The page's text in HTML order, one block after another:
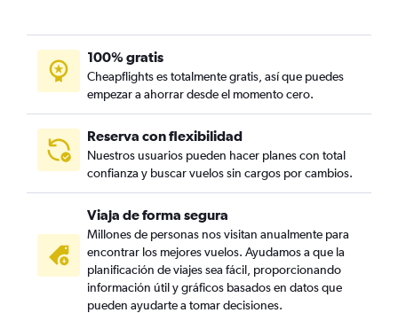
100% gratis
Cheapflights es totalmente gratis, así que puedes
empezar a ahorrar desde el momento cero.
Reserva con flexibilidad
Nuestros usuarios pueden hacer planes con total
confianza y buscar vuelos sin cargos por cambios.
Viaja de forma segura
Millones de personas nos visitan anualmente para
encontrar los mejores vuelos. Ayudamos a que la
planificación de viajes sea fácil, proporcionando
información útil y gráficos basados en datos que
pueden ayudarte a tomar decisiones.